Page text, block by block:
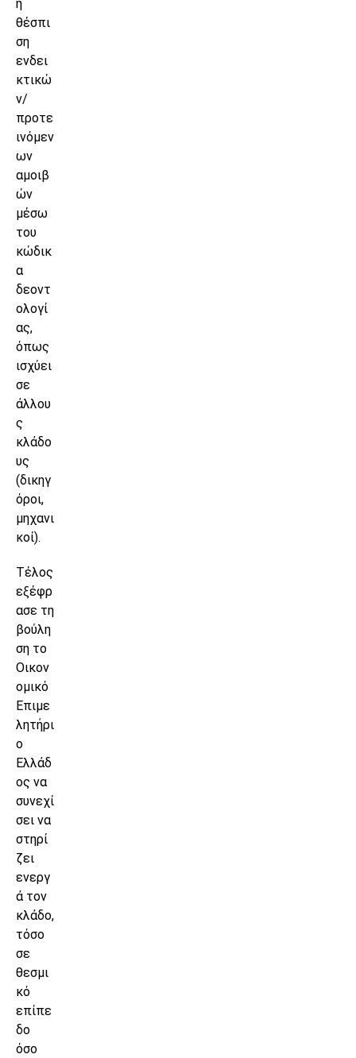
η
θέσπι
ση
ενδει
κτικώ
ν/
προτε
ινόμεν
ων
αμοιβ
ών
μέσω
του
κώδικ
α
δεοντ
ολογί
ας,
όπως
ισχύει
σε
άλλου
ς
κλάδο
υς
(δικηγ
όροι,
μηχανι
κοί).
Τέλος
εξέφρ
ασε τη
βούλη
ση το
Οικον
ομικό
Επιμε
λητήρι
ο
Ελλάδ
ος να
συνεχί
σει να
στηρί
ζει
ενεργ
ά τον
κλάδο,
τόσο
σε
θεσμι
κό
επίπε
δο
όσο